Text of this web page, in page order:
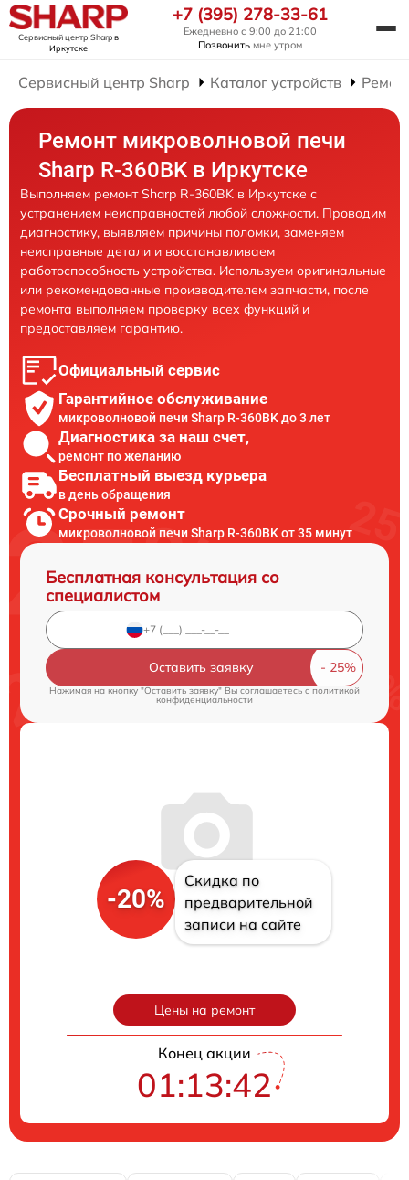
Сервисный центр Sharpв
Иркутске
+7 (395) 278-33-61
Ежедневно с 9:00 до 21:00
Позвонить мне утром
Сервисный центр Sharp Каталог устройств
Ремонт микроволновой печи
Sharp R-360BK в Иркутске
Выполняем ремонт Sharp R-360BK в Иркутске с
устранением неисправностей любой сложности. Проводим
диагностику, выявляем причины поломки, заменяем
неисправные детали и восстанавливаем
работоспособность устройства. Используем оригинальные
или рекомендованные производителем запчасти, после
ремонта выполняем проверку всех функций и
предоставляем гарантию.
Официальный сервис
Гарантийное обслуживание
микроволновой печи Sharp R-360BK до 3 лет
Диагностика за наш счет,
ремонт по желанию
Бесплатный выезд курьера
в день обращения
Срочный ремонт
микроволновой печи Sharp R-360BK от 35 минут
Бесплатная консультация со
специалистом
Оставить заявку
Нажимая на кнопку "Оставить заявку" Вы соглашаетесь cполитикой
конфиденциальности
-20%
Скидка по
предварительной
записи на сайте
Цены на ремонт
Конец акции
01:13:41